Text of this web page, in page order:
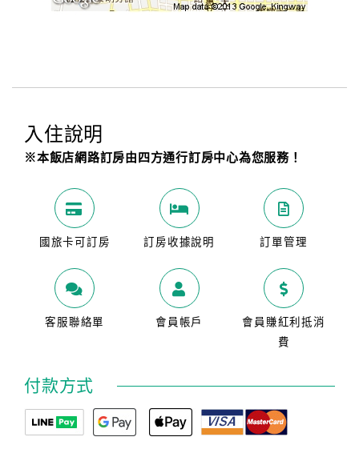
入住說明
※本飯店網路訂房由四方通行訂房中心為您服務！
國旅卡可訂房 訂房收據說明 訂單管理
客服聯絡單 會員帳戶
會員賺紅利抵消
費
付款方式